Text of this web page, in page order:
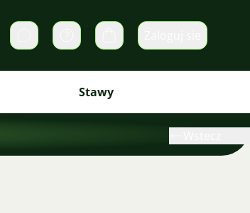
Prywatne wiadomości
Koszyk
Stawy